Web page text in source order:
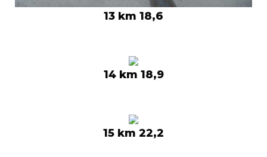
13 km 18,6
14 km 18,9
15 km 22,2